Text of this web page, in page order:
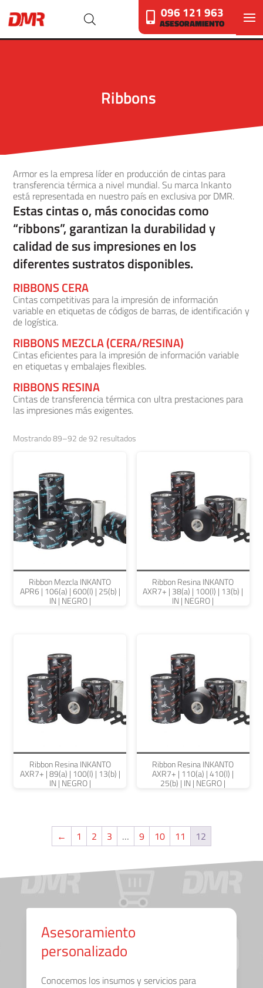
096 121 963
ASESORAMIENTO
Ribbons
Armor es la empresa líder en producción de cintas para
transferencia térmica a nivel mundial. Su marca Inkanto
está representada en nuestro país en exclusiva por DMR.
Estas cintas o, más conocidas como
“ribbons”, garantizan la durabilidad y
calidad de sus impresiones en los
diferentes sustratos disponibles.
RIBBONS CERA
Cintas competitivas para la impresión de información
variable en etiquetas de códigos de barras, de identificación y
de logística.
RIBBONS MEZCLA (CERA/RESINA)
Cintas eficientes para la impresión de información variable
en etiquetas y embalajes flexibles.
RIBBONS RESINA
Cintas de transferencia térmica con ultra prestaciones para
las impresiones más exigentes.
Mostrando 89–92 de 92 resultados
Ribbon Mezcla INKANTO
APR6 | 106(a) | 600(l) | 25(b) |
IN | NEGRO |
Ribbon Resina INKANTO
AXR7+ | 38(a) | 100(l) | 13(b) |
IN | NEGRO |
Ribbon Resina INKANTO
AXR7+ | 89(a) | 100(l) | 13(b) |
IN | NEGRO |
Ribbon Resina INKANTO
AXR7+ | 110(a) | 410(l) |
25(b) | IN | NEGRO |
← 1 2 3 … 9 10 11 12
Asesoramiento
personalizado
Conocemos los insumos y servicios para